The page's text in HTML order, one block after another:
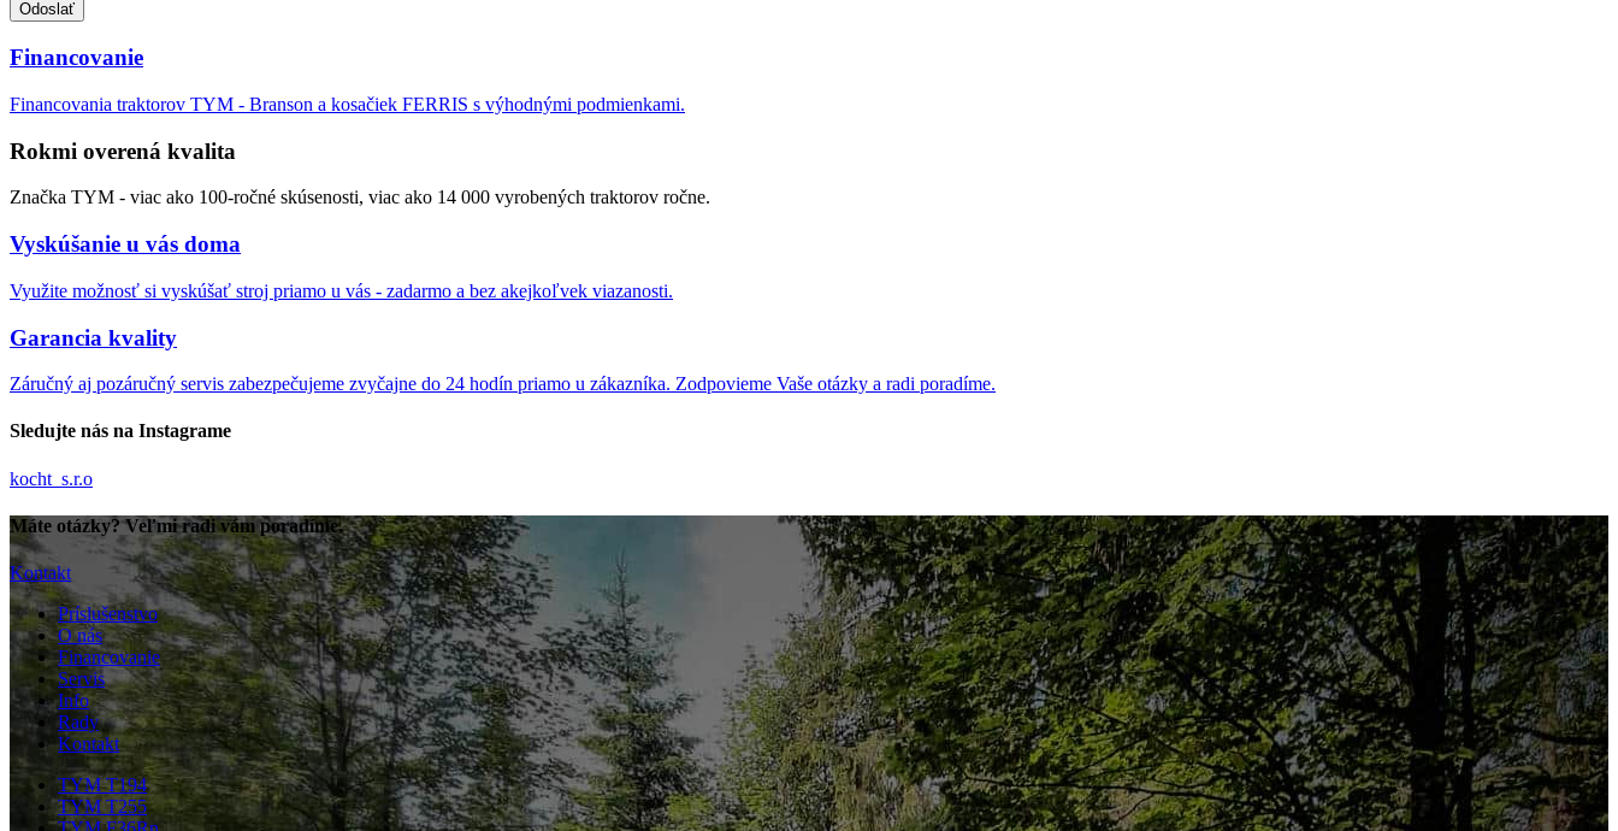
Financovanie
Financovania traktorov TYM - Branson a kosačiek FERRIS s výhodnými podmienkami.
Rokmi overená kvalita
Značka TYM - viac ako 100-ročné skúsenosti, viac ako 14 000 vyrobených traktorov ročne.
Vyskúšanie u vás doma
Využite možnosť si vyskúšať stroj priamo u vás - zadarmo a bez akejkoľvek viazanosti.
Garancia kvality
Záručný aj pozáručný servis zabezpečujeme zvyčajne do 24 hodín priamo u zákazníka. Zodpovieme Vaše otázky a radi poradíme.
Sledujte nás na Instagrame
kocht_s.r.o
Máte otázky? Veľmi radi vám poradíme.
Kontakt
Príslušenstvo
O nás
Financovanie
Servis
Info
Rady
Kontakt
TYM T194
TYM T255